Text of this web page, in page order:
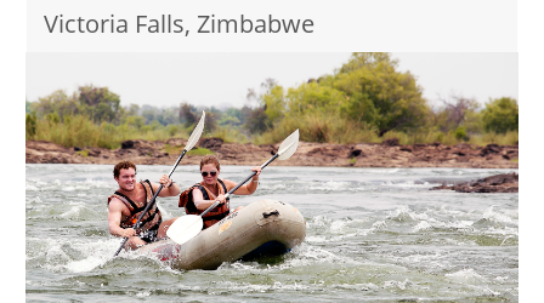
Victoria Falls, Zimbabwe